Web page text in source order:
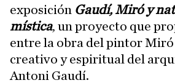
exposición Gaudí, Miró y
mística, un proyecto que
entre la obra del pintor Miró
creativo y espiritual del
Antoni Gaudí.